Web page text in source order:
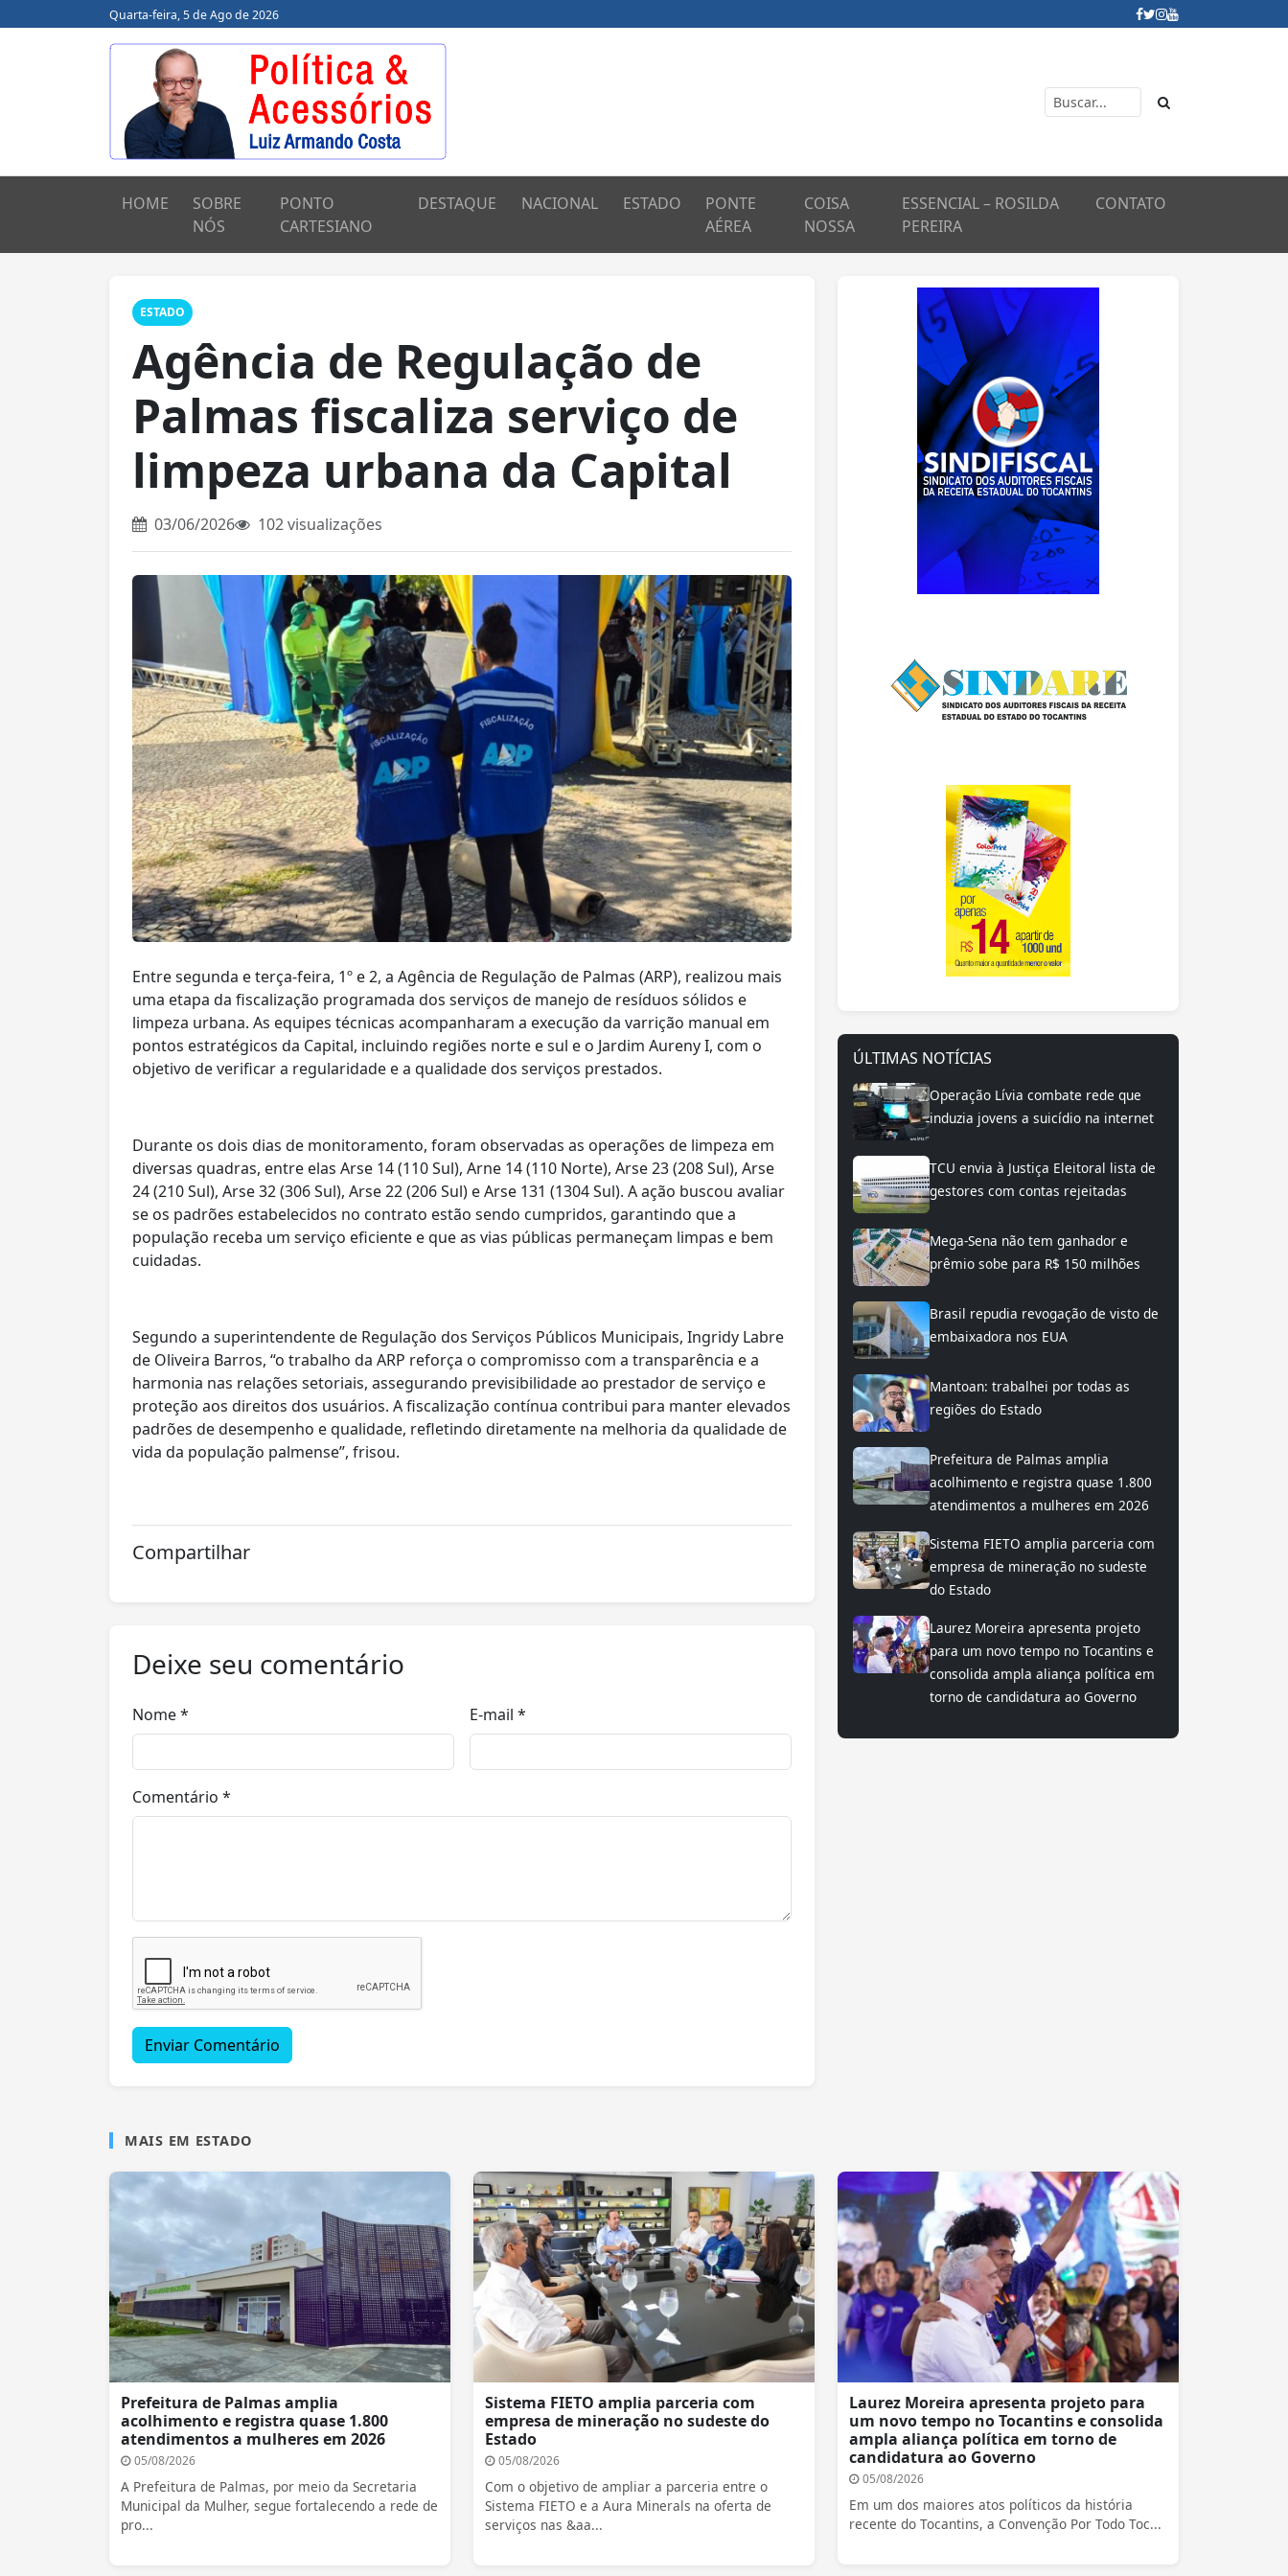
Quarta-feira, 5 de Ago de 2026
HOME
SOBRE
NÓS
PONTO
CARTESIANO
DESTAQUE NACIONAL ESTADO
PONTE
AÉREA
COISA
NOSSA
ESSENCIAL – ROSILDA
PEREIRA
CONTATO
ESTADO
Agência de Regulação de
Palmas fiscaliza serviço de
limpeza urbana da Capital
03/06/2026 102 visualizações
Entre segunda e terça-feira, 1º e 2, a Agência de Regulação de Palmas (ARP), realizou mais
uma etapa da fiscalização programada dos serviços de manejo de resíduos sólidos e
limpeza urbana. As equipes técnicas acompanharam a execução da varrição manual em
pontos estratégicos da Capital, incluindo regiões norte e sul e o Jardim Aureny I, com o
objetivo de verificar a regularidade e a qualidade dos serviços prestados.
Durante os dois dias de monitoramento, foram observadas as operações de limpeza em
diversas quadras, entre elas Arse 14 (110 Sul), Arne 14 (110 Norte), Arse 23 (208 Sul), Arse
24 (210 Sul), Arse 32 (306 Sul), Arse 22 (206 Sul) e Arse 131 (1304 Sul). A ação buscou avaliar
se os padrões estabelecidos no contrato estão sendo cumpridos, garantindo que a
população receba um serviço eficiente e que as vias públicas permaneçam limpas e bem
cuidadas.
Segundo a superintendente de Regulação dos Serviços Públicos Municipais, Ingridy Labre
de Oliveira Barros, “o trabalho da ARP reforça o compromisso com a transparência e a
harmonia nas relações setoriais, assegurando previsibilidade ao prestador de serviço e
proteção aos direitos dos usuários. A fiscalização contínua contribui para manter elevados
padrões de desempenho e qualidade, refletindo diretamente na melhoria da qualidade de
vida da população palmense”, frisou.
Compartilhar
Deixe seu comentário
Nome * E-mail *
Comentário *
Enviar Comentário
ÚLTIMAS NOTÍCIAS
Operação Lívia combate rede que
induzia jovens a suicídio na internet
TCU envia à Justiça Eleitoral lista de
gestores com contas rejeitadas
Mega-Sena não tem ganhador e
prêmio sobe para R$ 150 milhões
Brasil repudia revogação de visto de
embaixadora nos EUA
Mantoan: trabalhei por todas as
regiões do Estado
Prefeitura de Palmas amplia
acolhimento e registra quase 1.800
atendimentos a mulheres em 2026
Sistema FIETO amplia parceria com
empresa de mineração no sudeste
do Estado
Laurez Moreira apresenta projeto
para um novo tempo no Tocantins e
consolida ampla aliança política em
torno de candidatura ao Governo
MAIS EM ESTADO
Prefeitura de Palmas amplia
acolhimento e registra quase 1.800
atendimentos a mulheres em 2026
05/08/2026
A Prefeitura de Palmas, por meio da Secretaria
Municipal da Mulher, segue fortalecendo a rede de
pro...
Sistema FIETO amplia parceria com
empresa de mineração no sudeste do
Estado
05/08/2026
Com o objetivo de ampliar a parceria entre o
Sistema FIETO e a Aura Minerals na oferta de
serviços nas &aa...
Laurez Moreira apresenta projeto para
um novo tempo no Tocantins e consolida
ampla aliança política em torno de
candidatura ao Governo
05/08/2026
Em um dos maiores atos políticos da história
recente do Tocantins, a Convenção Por Todo Toc...